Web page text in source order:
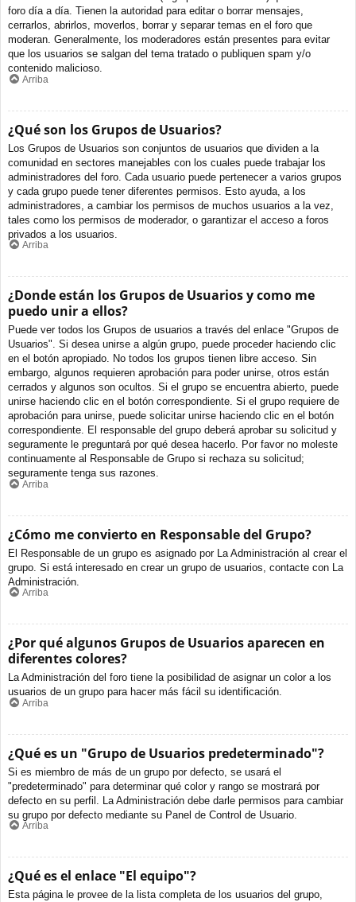
foro día a día. Tienen la autoridad para editar o borrar mensajes,
cerrarlos, abrirlos, moverlos, borrar y separar temas en el foro que
moderan. Generalmente, los moderadores están presentes para evitar
que los usuarios se salgan del tema tratado o publiquen spam y/o
contenido malicioso.
Arriba
¿Qué son los Grupos de Usuarios?
Los Grupos de Usuarios son conjuntos de usuarios que dividen a la
comunidad en sectores manejables con los cuales puede trabajar los
administradores del foro. Cada usuario puede pertenecer a varios grupos
y cada grupo puede tener diferentes permisos. Esto ayuda, a los
administradores, a cambiar los permisos de muchos usuarios a la vez,
tales como los permisos de moderador, o garantizar el acceso a foros
privados a los usuarios.
Arriba
¿Donde están los Grupos de Usuarios y como me
puedo unir a ellos?
Puede ver todos los Grupos de usuarios a través del enlace "Grupos de
Usuarios". Si desea unirse a algún grupo, puede proceder haciendo clic
en el botón apropiado. No todos los grupos tienen libre acceso. Sin
embargo, algunos requieren aprobación para poder unirse, otros están
cerrados y algunos son ocultos. Si el grupo se encuentra abierto, puede
unirse haciendo clic en el botón correspondiente. Si el grupo requiere de
aprobación para unirse, puede solicitar unirse haciendo clic en el botón
correspondiente. El responsable del grupo deberá aprobar su solicitud y
seguramente le preguntará por qué desea hacerlo. Por favor no moleste
continuamente al Responsable de Grupo si rechaza su solicitud;
seguramente tenga sus razones.
Arriba
¿Cómo me convierto en Responsable del Grupo?
El Responsable de un grupo es asignado por La Administración al crear el
grupo. Si está interesado en crear un grupo de usuarios, contacte con La
Administración.
Arriba
¿Por qué algunos Grupos de Usuarios aparecen en
diferentes colores?
La Administración del foro tiene la posibilidad de asignar un color a los
usuarios de un grupo para hacer más fácil su identificación.
Arriba
¿Qué es un "Grupo de Usuarios predeterminado"?
Si es miembro de más de un grupo por defecto, se usará el
"predeterminado" para determinar qué color y rango se mostrará por
defecto en su perfil. La Administración debe darle permisos para cambiar
su grupo por defecto mediante su Panel de Control de Usuario.
Arriba
¿Qué es el enlace "El equipo"?
Esta página le provee de la lista completa de los usuarios del grupo,